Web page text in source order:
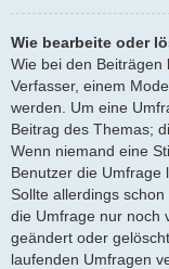
Wie bearbeite oder
Wie bei den
Verfasser, einem
werden. Um eine
Beitrag des Themas;
Wenn niemand eine
Benutzer die Umfrage
Sollte allerdings
die Umfrage nur noch
geändert oder
laufenden Umfragen